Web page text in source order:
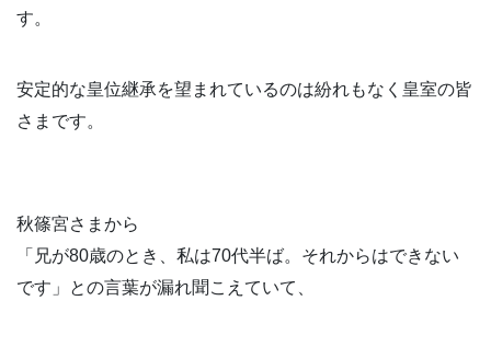
す。
安定的な皇位継承を望まれているのは紛れもなく皇室の皆
さまです。
秋篠宮さまから
「兄が80歳のとき、私は70代半ば。それからはできない
です」との言葉が漏れ聞こえていて、